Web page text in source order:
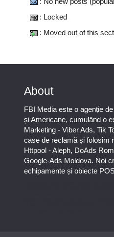
: Locked
: Moved out of this
About
FBI Media este o agenție
și Americane, cumulând o
Marketing - Viber Ads, Tik
case de reclamă și folosim
Httpool - Aleph, DoAds
Google-Ads Moldova. Noi
echipamente și obiecte